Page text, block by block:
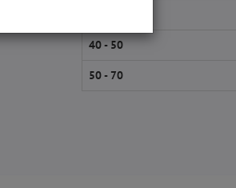
40 - 50
50 - 70